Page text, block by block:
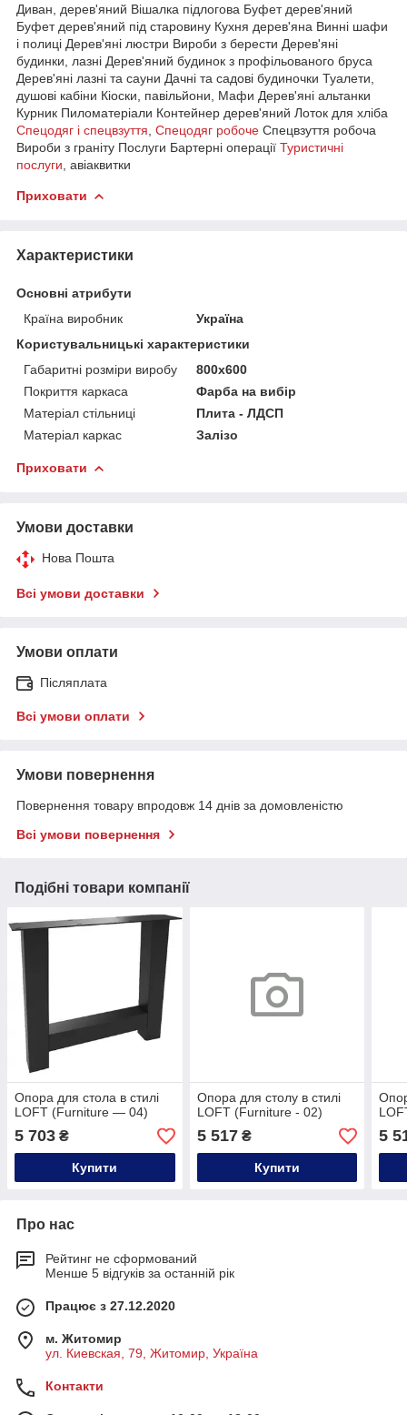
Диван, дерев'яний Вішалка підлогова Буфет дерев'яний
Буфет дерев'яний під старовину Кухня дерев'яна Винні шафи
і полиці Дерев'яні люстри Вироби з берести Дерев'яні
будинки, лазні Дерев'яний будинок з профільованого бруса
Дерев'яні лазні та сауни Дачні та садові будиночки Туалети,
душові кабіни Кіоски, павільйони, Мафи Дерев'яні альтанки
Курник Пиломатеріали Контейнер дерев'яний Лоток для хліба
Спецодяг і спецвзуття Спецодяг робоче Спецвзуття робоча
Вироби з граніту Послуги Бартерні операції Туристичні
послуги , авіаквитки
Приховати
Характеристики
Основні атрибути
Країна виробник
Україна
Користувальницькі характеристики
Габаритні розміри виробу
800х600
Покриття каркаса
Фарба на вибір
Матеріал стільниці
Плита - ЛДСП
Матеріал каркас
Залізо
Приховати
Умови доставки
Нова Пошта
Всі умови доставки
Умови оплати
Післяплата
Всі умови оплати
Умови повернення
Повернення товару впродовж 14 днів за домовленістю
Всі умови повернення
Подібні товари компанії
Опора для стола в стилі
LOFT (Furniture — 04)
5 703 ₴
Купити
Опора для столу в стилі
LOFT (Furniture - 02)
5 517₴
Купити
5
Про нас
Рейтинг не сформований
Менше 5 відгуків за останній рік
Працює з 27.12.2020
м. Житомир
ул. Киевская, 79, Житомир, Україна
Контакти